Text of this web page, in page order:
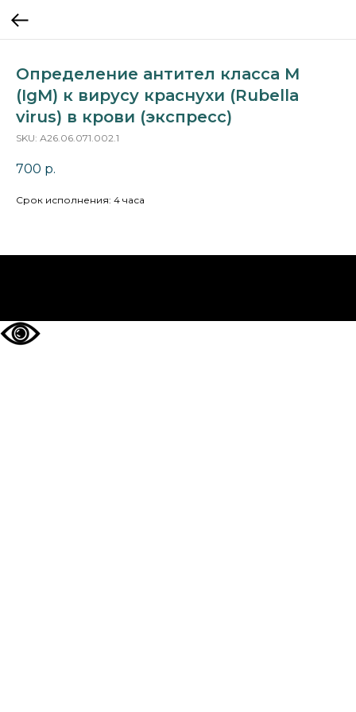
Определение антител класса M
(IgM) к вирусу краснухи (Rubella
virus) в крови (экспресс)
SKU: А26.06.071.002.1
700 р.
Срок исполнения: 4 часа